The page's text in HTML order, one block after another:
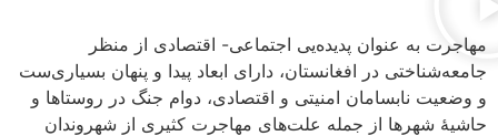
مهاجرت به عنوان پدیده‌یی اجتماعی- اقتصادی از منظر
جامعه‌شناختی در افغانستان، دارای ابعاد پیدا و پنهان بسیاری‌ست
و وضعیت نابسامان امنیتی و اقتصادی، دوام جنگ‌ در روستاها و
حاشیۀ شهرها از جمله علت‌های مهاجرت کثیری از شهروندان